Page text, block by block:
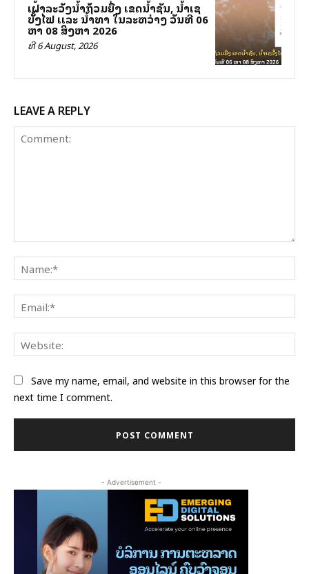
ເຝົ້າລະວັງນໍ້າຖ້ວມຍື່ງ ເຂດນໍ້າຊັນ, ນໍ້າເຊ
ບັັ້ງໄຟ ເເລະ ນໍ້າທາ ໃນລະຫວ່າງ ວັນທີ 06
ຫາ 08 ສິງຫາ 2026
ທີ 6 August, 2026
LEAVE A REPLY
Save my name, email, and website in this browser for the
next time I comment.
- Advertisement -